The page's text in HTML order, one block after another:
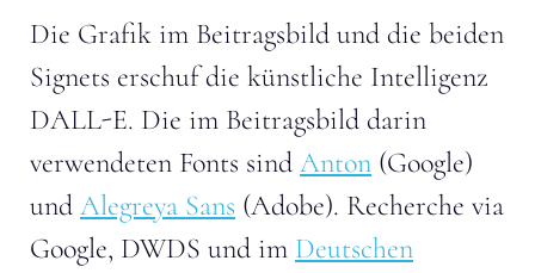
Die Grafik im Beitragsbild und die beiden
Signets erschuf die künstliche Intelligenz
DALL-E. Die im Beitragsbild darin
verwendeten Fonts sind Anton (Google)
und Alegreya Sans (Adobe). Recherche via
Google, DWDS und im Deutschen